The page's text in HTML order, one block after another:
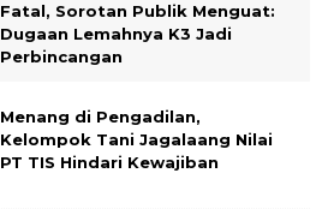
Fatal, Sorotan Publik Menguat:
Dugaan Lemahnya K3 Jadi
Perbincangan
Menang di Pengadilan,
Kelompok Tani Jagalaang Nilai
PT TIS Hindari Kewajiban